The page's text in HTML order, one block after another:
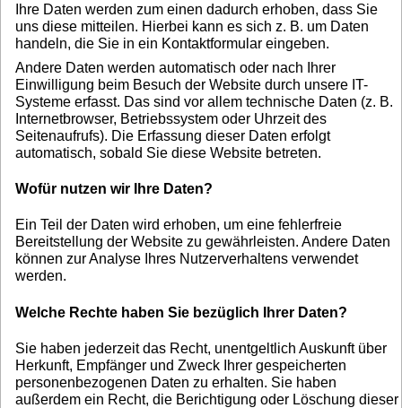
Ihre Daten werden zum einen dadurch erhoben, dass Sie
uns diese mitteilen. Hierbei kann es sich z. B. um Daten
handeln, die Sie in ein Kontaktformular eingeben.
Andere Daten werden automatisch oder nach Ihrer
Einwilligung beim Besuch der Website durch unsere IT-
Systeme erfasst. Das sind vor allem technische Daten (z. B.
Internetbrowser, Betriebssystem oder Uhrzeit des
Seitenaufrufs). Die Erfassung dieser Daten erfolgt
automatisch, sobald Sie diese Website betreten.
Wofür nutzen wir Ihre Daten?
Ein Teil der Daten wird erhoben, um eine fehlerfreie
Bereitstellung der Website zu gewährleisten. Andere Daten
können zur Analyse Ihres Nutzerverhaltens verwendet
werden.
Welche Rechte haben Sie bezüglich Ihrer Daten?
Sie haben jederzeit das Recht, unentgeltlich Auskunft über
Herkunft, Empfänger und Zweck Ihrer gespeicherten
personenbezogenen Daten zu erhalten. Sie haben
außerdem ein Recht, die Berichtigung oder Löschung dieser